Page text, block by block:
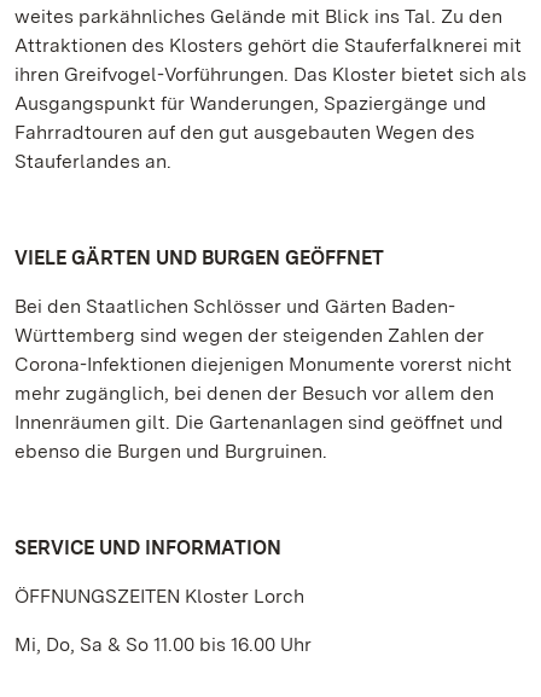
weites parkähnliches Gelände mit Blick ins Tal. Zu den
Attraktionen des Klosters gehört die Stauferfalknerei mit
ihren Greifvogel-Vorführungen. Das Kloster bietet sich als
Ausgangspunkt für Wanderungen, Spaziergänge und
Fahrradtouren auf den gut ausgebauten Wegen des
Stauferlandes an.
VIELE GÄRTEN UND BURGEN GEÖFFNET
Bei den Staatlichen Schlösser und Gärten Baden-
Württemberg sind wegen der steigenden Zahlen der
Corona-Infektionen diejenigen Monumente vorerst nicht
mehr zugänglich, bei denen der Besuch vor allem den
Innenräumen gilt. Die Gartenanlagen sind geöffnet und
ebenso die Burgen und Burgruinen.
SERVICE UND INFORMATION
ÖFFNUNGSZEITEN Kloster Lorch
Mi, Do, Sa & So 11.00 bis 16.00 Uhr